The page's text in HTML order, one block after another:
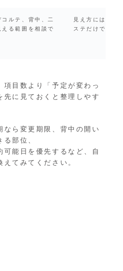
ルテ、背中、二
る範囲を相談で
見え方には個人
ステだけで判断
項目数より「予定が変わっ
先に見ておくと整理しやす
なら変更期限、背中の開い
部位、
可能日を優先するなど、自
てみてください。